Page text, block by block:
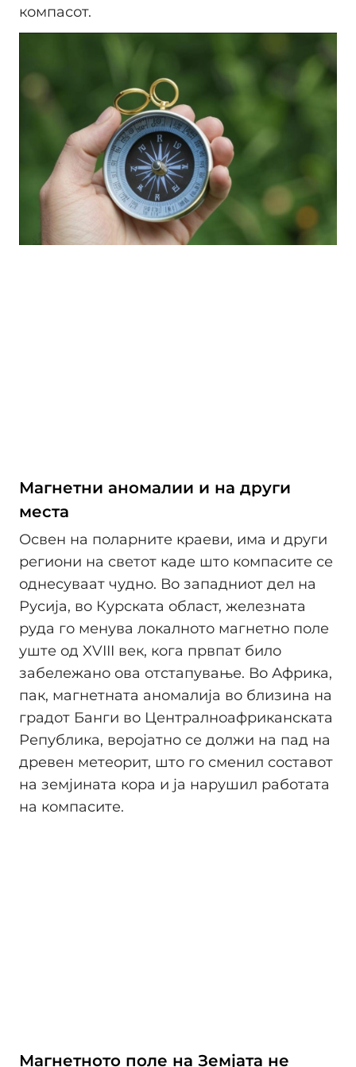
компасот.
Магнетни аномалии и на други
места
Освен на поларните краеви, има и други
региони на светот каде што компасите се
однесуваат чудно. Во западниот дел на
Русија, во Курската област, железната
руда го менува локалното магнетно поле
уште од XVIII век, кога првпат било
забележано ова отстапување. Во Африка,
пак, магнетната аномалија во близина на
градот Банги во Централноафриканската
Република, веројатно се должи на пад на
древен метеорит, што го сменил составот
на земјината кора и ја нарушил работата
на компасите.
Магнетното поле на Земјата не